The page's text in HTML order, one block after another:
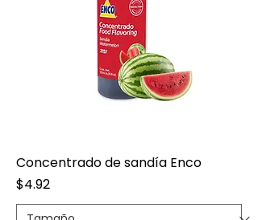
Concentrado de sandía Enco
Precio
$4.92